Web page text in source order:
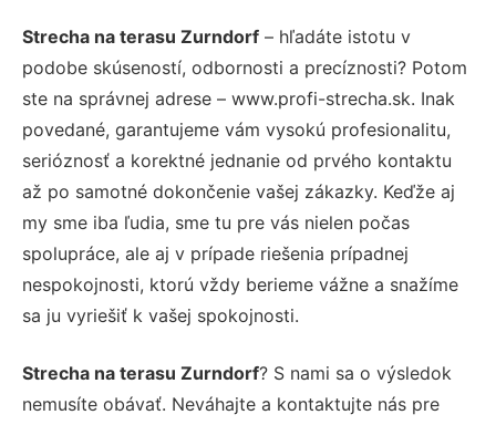
Strecha na terasu Zurndorf – hľadáte istotu v
podobe skúseností, odbornosti a precíznosti? Potom
ste na správnej adrese – www.profi-strecha.sk. Inak
povedané, garantujeme vám vysokú profesionalitu,
serióznosť a korektné jednanie od prvého kontaktu
až po samotné dokončenie vašej zákazky. Keďže aj
my sme iba ľudia, sme tu pre vás nielen počas
spolupráce, ale aj v prípade riešenia prípadnej
nespokojnosti, ktorú vždy berieme vážne a snažíme
sa ju vyriešiť k vašej spokojnosti.
Strecha na terasu Zurndorf? S nami sa o výsledok
nemusíte obávať. Neváhajte a kontaktujte nás pre